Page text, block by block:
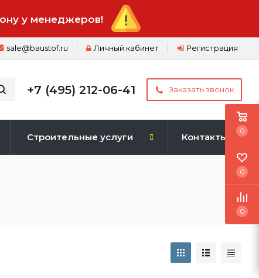
у менеджеров!
Регистрация
Личный кабинет
sale@baustof.ru
+7 (495) 212-06-41 Заказать звонок
Строительные услуги Контакты
0
0
0